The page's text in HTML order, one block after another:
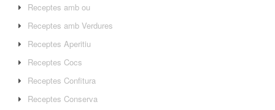
Receptes amb ou
Receptes amb Verdures
Receptes Aperitiu
Receptes Cocs
Receptes Confitura
Receptes Conserva